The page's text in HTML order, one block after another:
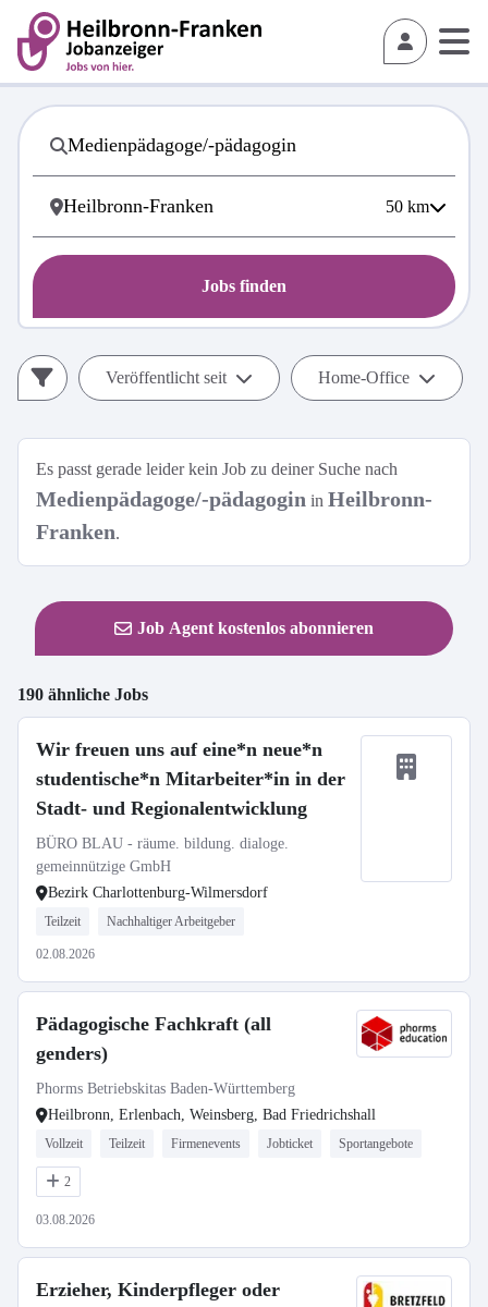
50 km
Jobs finden
Veröffentlicht seit Home-Office
Es passt gerade leider kein Job zu deiner Suche nach
Medienpädagoge/-pädagogin in Heilbronn-
Franken.
Job Agent kostenlos abonnieren
190 ähnliche Jobs
Wir freuen uns auf eine*n neue*n
studentische*n Mitarbeiter*in in der
Stadt- und Regionalentwicklung
BÜRO BLAU - räume. bildung. dialoge.
gemeinnützige GmbH
Bezirk Charlottenburg-Wilmersdorf
Teilzeit Nachhaltiger Arbeitgeber
02.08.2026
Pädagogische Fachkraft (all
genders)
Phorms Betriebskitas Baden-Württemberg
Heilbronn, Erlenbach, Weinsberg, Bad Friedrichshall
Vollzeit Teilzeit Firmenevents Jobticket Sportangebote
2
03.08.2026
Erzieher, Kinderpfleger oder